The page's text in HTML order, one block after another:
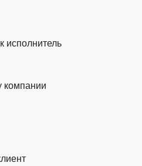
исполнитель
компании